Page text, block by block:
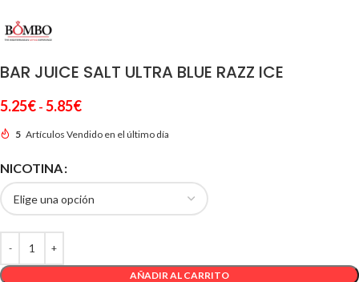
BAR JUICE SALT ULTRA BLUE RAZZ ICE
5.25€ - 5.85€
5 Artículos Vendido en el último día
NICOTINA
AÑADIR AL CARRITO